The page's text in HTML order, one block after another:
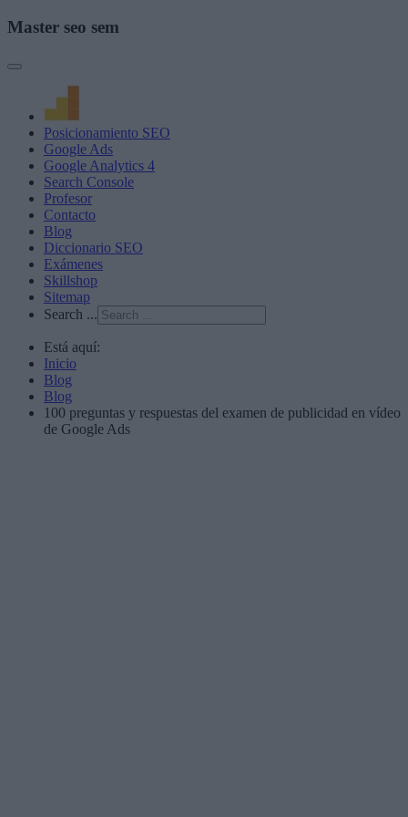
Master seo sem
Posicionamiento SEO
Google Ads
Google Analytics 4
Search Console
Profesor
Contacto
Blog
Diccionario SEO
Exámenes
Skillshop
Sitemap
Search ...
Está aquí:
Inicio
Blog
Blog
100 preguntas y respuestas del examen de publicidad en vídeo
de Google Ads